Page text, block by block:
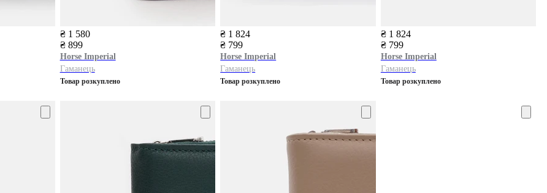
₴ 1 580
₴ 899
Horse Imperial
Гаманець
Товар розкуплено
₴ 1 824
₴ 799
Horse Imperial
Гаманець
Товар розкуплено
₴ 1 824
₴ 799
Horse Imperial
Гаманець
Товар розкуплено